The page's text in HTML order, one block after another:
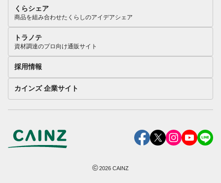
くらシェア
商品を組み合わせたくらしのアイデアシェア
トラノテ
資材調達のプロ向け通販サイト
採用情報
カインズ 企業サイト
©2026 CAINZ